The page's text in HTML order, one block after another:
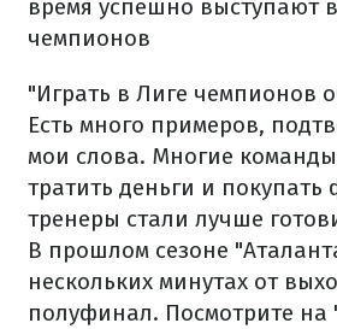
время успешно выступают
чемпионов
"Играть в Лиге чемпионов
Есть много примеров,
мои слова. Многие команды
тратить деньги и покупать
тренеры стали лучше
В прошлом сезоне
нескольких минутах от
полуфинал. Посмотрите на